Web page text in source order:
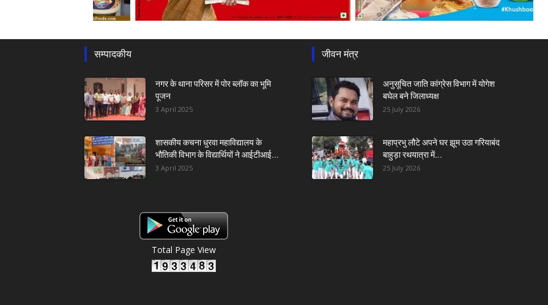
सम्पादकीय
नगर के थाना परिसर में पोर ब्लॉक का भूमि
पूजन
3 April 2025
शासकीय कचना धुरवा महाविद्यालय के
भौतिकी विभाग के विद्यार्थियों ने आईटीआई...
3 April 2025
Total Page View
जीवन मंत्र
अनुसूचित जाति कांग्रेस विभाग में योगेश
बघेल बने जिलाध्यक्ष
25 July 2026
महाप्रभु लौटे अपने घर झूम उठा गरियाबंद
बाहुड़ा रथयात्रा में...
25 July 2026